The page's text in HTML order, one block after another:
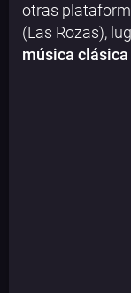
otras
(Las Rozas),
música clásica